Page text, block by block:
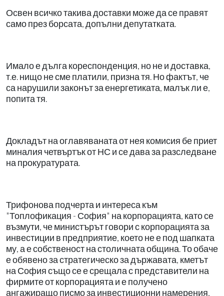
Освен всичко такива доставки може да се правят
само през борсата, допълни депутатката.
Имало е дълга кореспонденция, но не и доставка,
т.е. нищо не сме платили, призна тя. Но фактът, че
са нарушили законът за енергетиката, малък ли е,
попита тя.
Докладът на оглавяваната от нея комисия бе приет
миналия четвъртък от НС и се дава за разследване
на прокуратурата.
Трифонова подчерта и интереса към
"Топлофикация - София" на корпорацията, като се
възмути, че министърът говори с корпорацията за
инвестиции в предприятие, което не е под шапката
му, а е собственост на столичната община. То обаче
е обявено за стратегическо за държавата, кметът
на София също се е срещала с представители на
фирмите от корпорацията и е получено
ангажиращо писмо за инвестиционни намерения,